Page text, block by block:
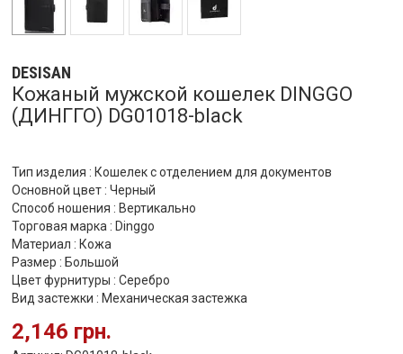
DESISAN
Кожаный мужской кошелек DINGGO
(ДИНГГО) DG01018-black
Тип изделия : Кошелек с отделением для документов
Основной цвет : Черный
Способ ношения : Вертикально
Торговая марка : Dinggo
Материал : Кожа
Размер : Большой
Цвет фурнитуры : Серебро
Вид застежки : Механическая застежка
2,146 грн.